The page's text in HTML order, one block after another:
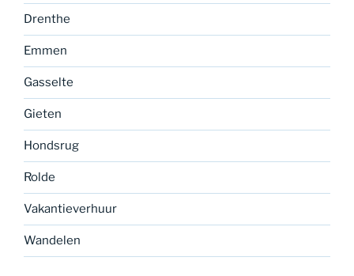
Drenthe
Emmen
Gasselte
Gieten
Hondsrug
Rolde
Vakantieverhuur
Wandelen